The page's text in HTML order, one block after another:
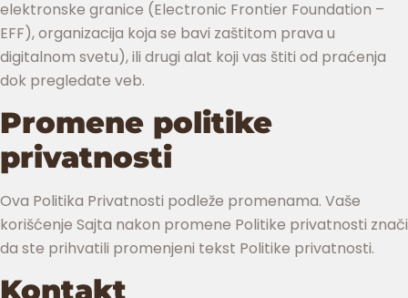
elektronske granice (Electronic Frontier Foundation –
EFF), organizacija koja se bavi zaštitom prava u
digitalnom svetu), ili drugi alat koji vas štiti od praćenja
dok pregledate veb.
Promene politike
privatnosti
Ova Politika Privatnosti podleže promenama. Vaše
korišćenje Sajta nakon promene Politike privatnosti znači
da ste prihvatili promenjeni tekst Politike privatnosti.
Kontakt